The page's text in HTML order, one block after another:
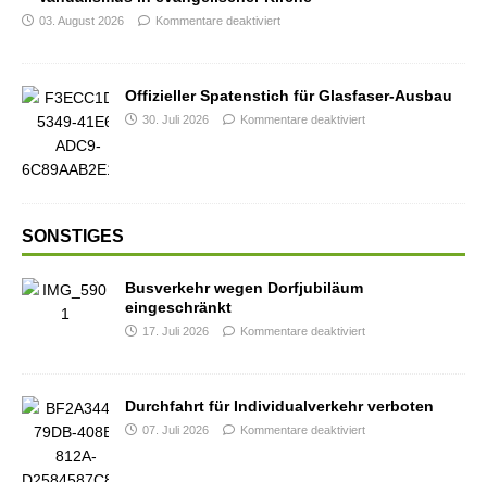
03. August 2026 Kommentare deaktiviert
Offizieller Spatenstich für Glasfaser-Ausbau
30. Juli 2026 Kommentare deaktiviert
SONSTIGES
Busverkehr wegen Dorfjubiläum
eingeschränkt
17. Juli 2026 Kommentare deaktiviert
Durchfahrt für Individualverkehr verboten
07. Juli 2026 Kommentare deaktiviert